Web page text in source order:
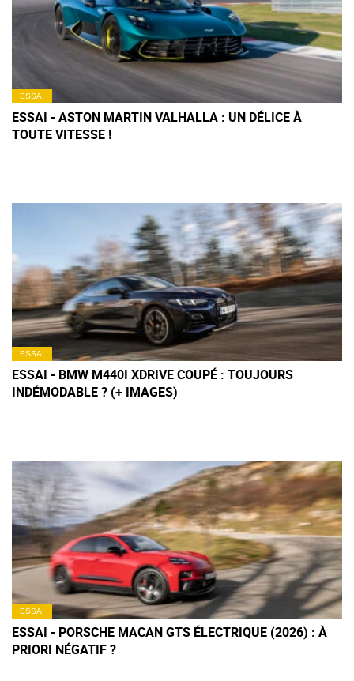
ESSAI
ESSAI - ASTON MARTIN VALHALLA : UN DÉLICE À
TOUTE VITESSE !
ESSAI
ESSAI - BMW M440I XDRIVE COUPÉ : TOUJOURS
INDÉMODABLE ? (+ IMAGES)
ESSAI
ESSAI - PORSCHE MACAN GTS ÉLECTRIQUE (2026) : À
PRIORI NÉGATIF ?